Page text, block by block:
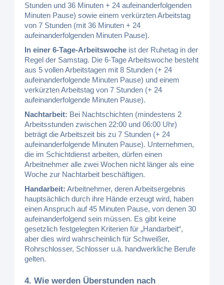
Stunden und 36 Minuten + 24 aufeinanderfolgenden
Minuten Pause) sowie einem verkürzten Arbeitstag
von 7 Stunden (mit 36 Minuten + 24
aufeinanderfolgenden Minuten Pause).
In einer 6-Tage-Arbeitswoche ist der Ruhetag in der
Regel der Samstag. Die 6-Tage Arbeitswoche besteht
aus 5 vollen Arbeitstagen mit 8 Stunden (+ 24
aufeinanderfolgende Minuten Pause) und einem
verkürzten Arbeitstag von 7 Stunden (+ 24
aufeinanderfolgende Minuten Pause).
Nachtarbeit: Bei Nachtschichten (mindestens 2
Arbeitsstunden zwischen 22:00 und 06:00 Uhr)
beträgt die Arbeitszeit bis zu 7 Stunden (+ 24
aufeinanderfolgende Minuten Pause). Unternehmen,
die im Schichtdienst arbeiten, dürfen einen
Arbeitnehmer alle zwei Wochen nicht länger als eine
Woche zur Nachtarbeit beschäftigen.
Handarbeit: Arbeitnehmer, deren Arbeitsergebnis
hauptsächlich durch ihre Hände erzeugt wird, haben
einen Anspruch auf 45 Minuten Pause, von denen 30
aufeinanderfolgend sein müssen. Es gibt keine
gesetzlich festgelegten Kriterien für „Handarbeit“,
aber dies wird wahrscheinlich für Schweißer,
Rohrschlosser, Schlosser u.ä. handwerkliche Berufe
gelten.
4. Wie werden Überstunden nach